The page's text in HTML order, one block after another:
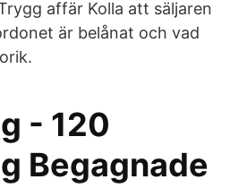
affär Kolla att säljaren
är belånat och vad
- 120
Begagnade